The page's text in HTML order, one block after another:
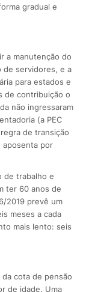
gradual e
a manutenção do
de servidores, e a
para estados e
de contribuição o
não ingressaram
(a PEC
de transição
aposenta por
de trabalho e
ter 60 anos de
2019 prevê um
meses a cada
mais lento: seis
da cota de pensão
de idade. Uma